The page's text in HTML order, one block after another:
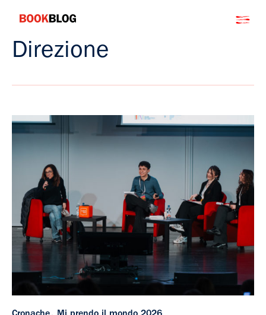
contenuto
Bookblog
Direzione